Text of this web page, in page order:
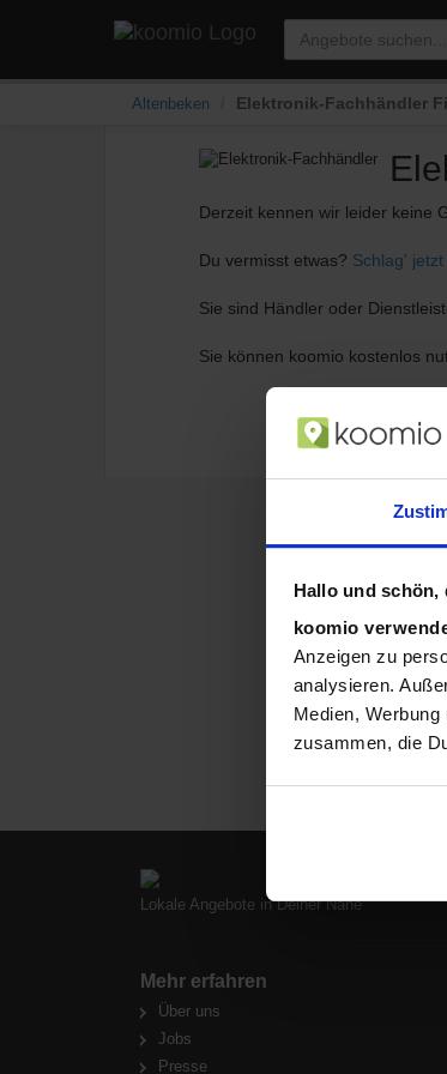
Hallo und schön,
koomio
Anzeigen zu
analysieren.
Medien,
zusammen, die
Altenbeken Elektronik-Fachhändler
Derzeit kennen wir leider keine
Du vermisst etwas? Schlag'
Sie sind Händler oder
Sie können koomio kostenlos
Lokale Angebote in Deiner Nähe
Mehr erfahren
Über uns
Jobs
Presse